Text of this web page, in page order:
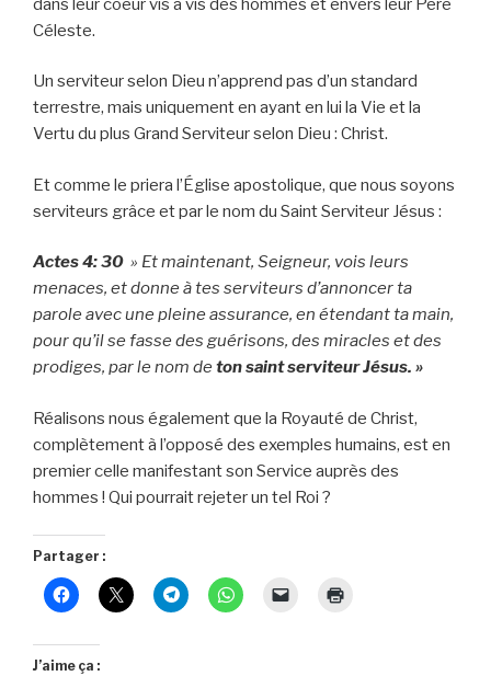
dans leur coeur vis à vis des hommes et envers leur Père
Céleste.
Un serviteur selon Dieu n’apprend pas d’un standard
terrestre, mais uniquement en ayant en lui la Vie et la
Vertu du plus Grand Serviteur selon Dieu : Christ.
Et comme le priera l’Église apostolique, que nous soyons
serviteurs grâce et par le nom du Saint Serviteur Jésus :
Actes 4: 30 » Et maintenant, Seigneur, vois leurs
menaces, et donne à tes serviteurs d’annoncer ta
parole avec une pleine assurance, en étendant ta main,
pour qu’il se fasse des guérisons, des miracles et des
prodiges, par le nom de ton saint serviteur Jésus. »
Réalisons nous également que la Royauté de Christ,
complètement à l’opposé des exemples humains, est en
premier celle manifestant son Service auprès des
hommes ! Qui pourrait rejeter un tel Roi ?
Partager :
J’aime ça :